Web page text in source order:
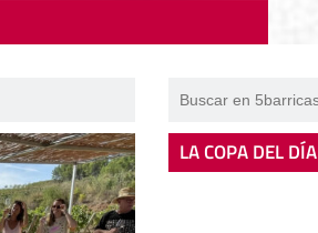
LA COPA DEL DÍA